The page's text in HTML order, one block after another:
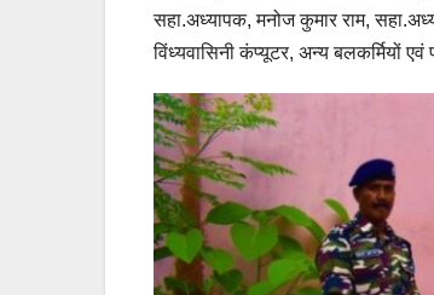
सहा.अध्यापक, मनोज कुमार राम,
विंध्यवासिनी कंप्यूटर, अन्य बलकर्मियों